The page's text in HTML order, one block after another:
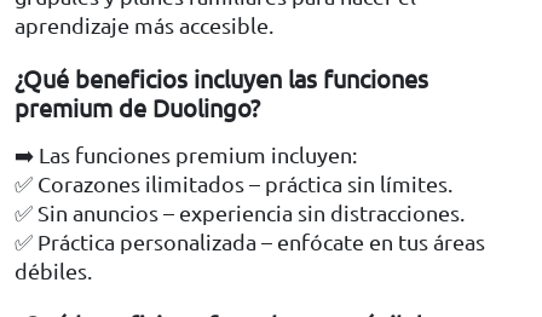
aprendizaje más accesible.
¿Qué beneficios incluyen las funciones
premium de Duolingo?
➡️ Las funciones premium incluyen:
✅ Corazones ilimitados – práctica sin límites.
✅ Sin anuncios – experiencia sin distracciones.
✅ Práctica personalizada – enfócate en tus áreas
débiles.